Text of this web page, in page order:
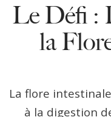
Le Défi :
la
La flore
à la digestion